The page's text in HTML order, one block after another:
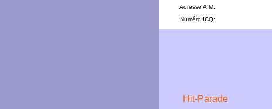
Adresse AIM:
Numéro ICQ: